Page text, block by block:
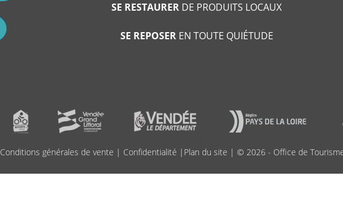
SE RESTAURER DE PRODUITS LOCAUX
SE REPOSEREN TOUTE QUIÉTUDE
Conditions générales de vente | Confidentialité | Plan du site | © 2026 - Office de